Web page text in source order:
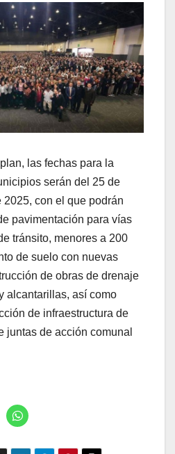
las fechas para la
serán del 25 de
2025, con el que podrán
pavimentación para vías
tránsito, menores a 200
de suelo con nuevas
de obras de drenaje
alcantarillas, así como
de infraestructura de
juntas de acción comunal